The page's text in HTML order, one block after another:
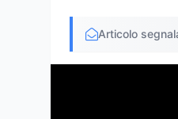
Articolo